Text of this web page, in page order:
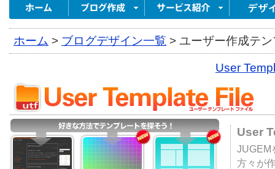
ホーム > ブログデザイン一覧 > ユーザー作成テ
User
User
JUGEM
方々が